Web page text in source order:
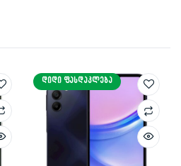
ᲓᲘᲓᲘ ᲤᲐᲡᲓᲐᲙᲚᲔᲑᲐ